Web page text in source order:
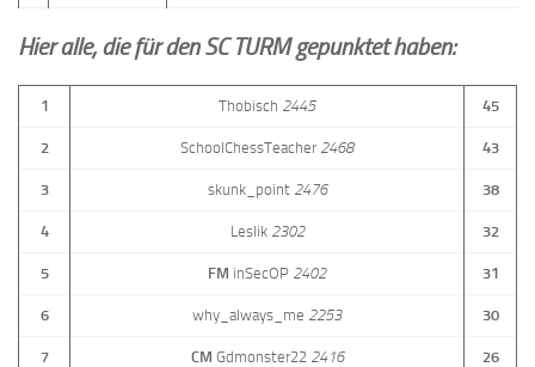
Hier alle, die für den SC TURM gepunktet haben:
1 Thobisch 2445 45
2 SchoolChessTeacher2468 43
3 skunk_point2476 38
4 Leslik2302 32
5 FM inSecOP 2402 31
6 why_always_me 2253 30
7 CM Gdmonster22 2416 26